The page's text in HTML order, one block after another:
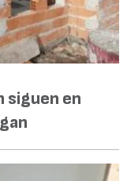
siguen en